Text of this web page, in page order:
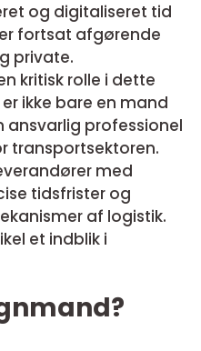
og digitaliseret tid
fortsat afgørende
private.
kritisk rolle i dette
ikke bare en mand
ansvarlig professionel
transportsektoren.
med
tidsfrister og
af logistik.
et indblik i